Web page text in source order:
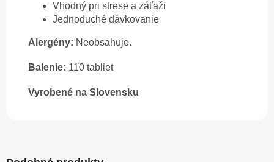
Vhodný pri strese a záťaži
Jednoduché dávkovanie
Alergény: Neobsahuje.
Balenie: 110 tabliet
Vyrobené na Slovensku